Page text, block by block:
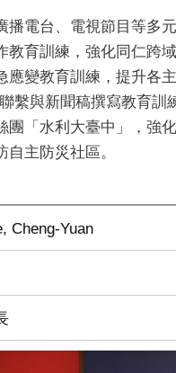
播電台、電視節目等多
教育訓練，強化同仁跨
應變教育訓練，提升各
繫與新聞稿撰寫教育訓
團「水利大臺中」，強
主防災社區。
Cheng-Yuan